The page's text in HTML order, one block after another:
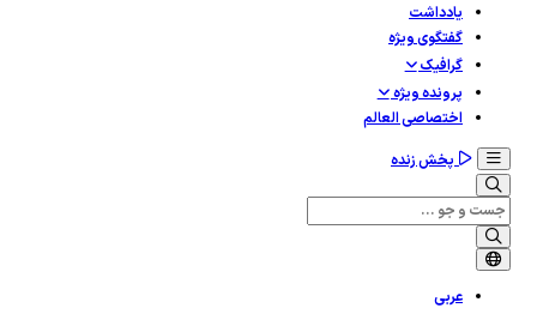
یادداشت
گفتگوی ویژه
گرافيک
پرونده ویژه
اختصاصی العالم
پخش زنده
عربی